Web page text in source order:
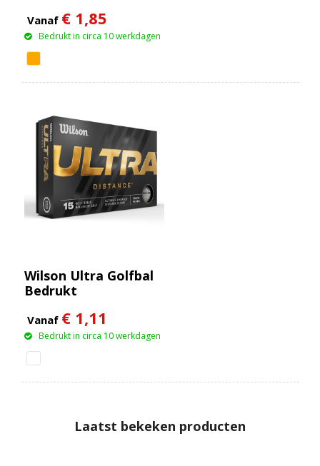
Vanaf € 1,85
Bedrukt in circa 10 werkdagen
Wilson Ultra Golfbal
Bedrukt
Vanaf € 1,11
Bedrukt in circa 10 werkdagen
Laatst bekeken producten